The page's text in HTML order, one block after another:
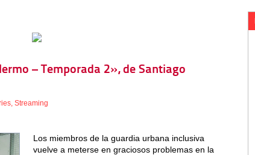
– Temporada 2», de Santiago
, Streaming
Los miembros de la guardia urbana inclusiva
vuelve a meterse en graciosos problemas en la